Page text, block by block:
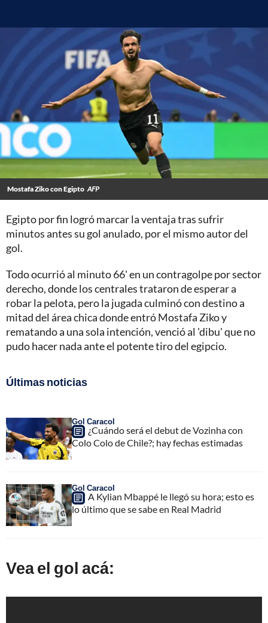
Mostafa Ziko con Egipto AFP
Egipto por fin logró marcar la ventaja tras sufrir
minutos antes su gol anulado, por el mismo autor del
gol.
Todo ocurrió al minuto 66' en un contragolpe por sector
derecho, donde los centrales trataron de esperar a
robar la pelota, pero la jugada culminó con destino a
mitad del área chica donde entró Mostafa Ziko y
rematando a una sola intención, venció al 'dibu' que no
pudo hacer nada ante el potente tiro del egipcio.
Últimas noticias
Gol Caracol
¿Cuándo será el debut de Vozinha con
Colo Colo de Chile?; hay fechas estimadas
Gol Caracol
A Kylian Mbappé le llegó su hora; esto es
lo último que se sabe en Real Madrid
Vea el gol acá: